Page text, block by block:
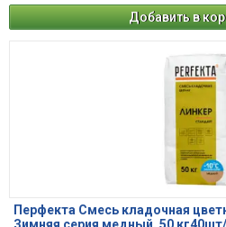
Добавить в
Перфекта Смесь кладочная